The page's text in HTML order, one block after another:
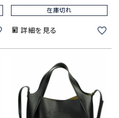
在庫切れ
詳細を見る